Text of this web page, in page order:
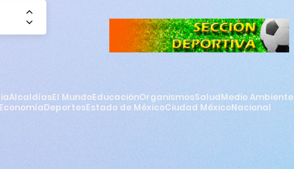
AlcaldíasEl MundoEducaciónOrganismosSaludMedio Ambiente
EconomíaDeportesEstado de MéxicoCiudad MéxicoNacional